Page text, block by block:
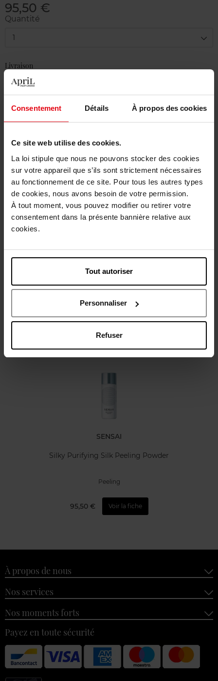
Consentement Détails À propos des cookies
Ce site web utilise des cookies.
La loi stipule que nous ne pouvons stocker des cookies
sur votre appareil que s’ils sont strictement nécessaires
au fonctionnement de ce site. Pour tous les autres types
de cookies, nous avons besoin de votre permission.
À tout moment, vous pouvez modifier ou retirer votre
consentement dans la présente bannière relative aux
cookies.
Tout autoriser
Personnaliser
Refuser
95,50 €
Quantité
1
Livraison
En stock
Ajouter au panier
Livraison gratuite à partir de 50€
Retour gratuit dans votre magasin
Description
Caractéristiques
SENSAI
Silky Purifying Silk Peeling Powder
Peeling
95,50 € Voir la fiche
À propos de nous
Nos services
Nos moments forts
Payez en toute sécurité